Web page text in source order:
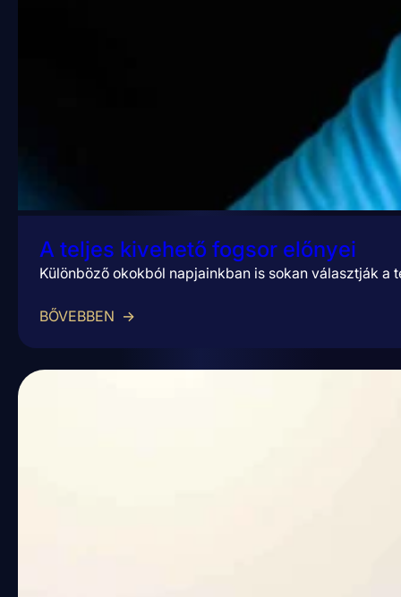
A teljes kivehető fogsor előnyei
Különböző okokból napjainkban is sokan választják
BŐVEBBEN →